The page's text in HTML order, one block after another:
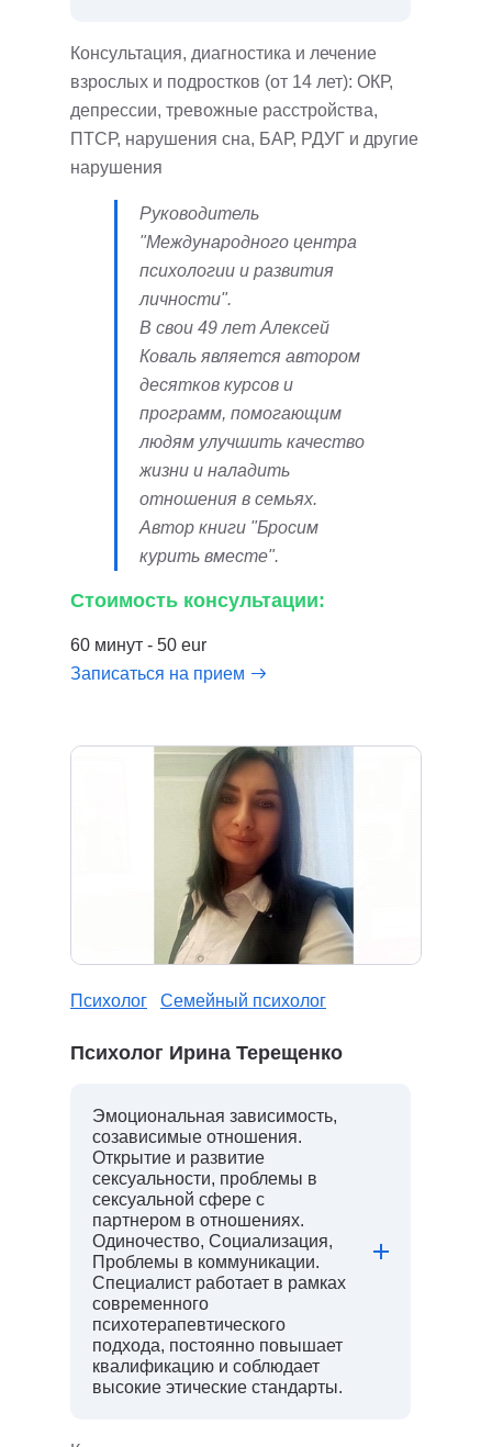
Консультация, диагностика и лечение
взрослых и подростков (от 14 лет): ОКР,
депрессии, тревожные расстройства,
ПТСР, нарушения сна, БАР, РДУГ и другие
нарушения
Руководитель
"Международного центра
психологии и развития
личности".
В свои 49 лет Алексей
Коваль является автором
десятков курсов и
программ, помогающим
людям улучшить качество
жизни и наладить
отношения в семьях.
Автор книги "Бросим
курить вместе".
Стоимость консультации:
60 минут - 50 eur
Записаться на прием
Психолог Семейный психолог
Психолог Ирина Терещенко
Эмоциональная зависимость,
созависимые отношения.
Открытие и развитие
сексуальности, проблемы в
сексуальной сфере с
партнером в отношениях.
Одиночество, Социализация,
Проблемы в коммуникации.
Специалист работает в рамках
современного
психотерапевтического
подхода, постоянно повышает
квалификацию и соблюдает
высокие этические стандарты.